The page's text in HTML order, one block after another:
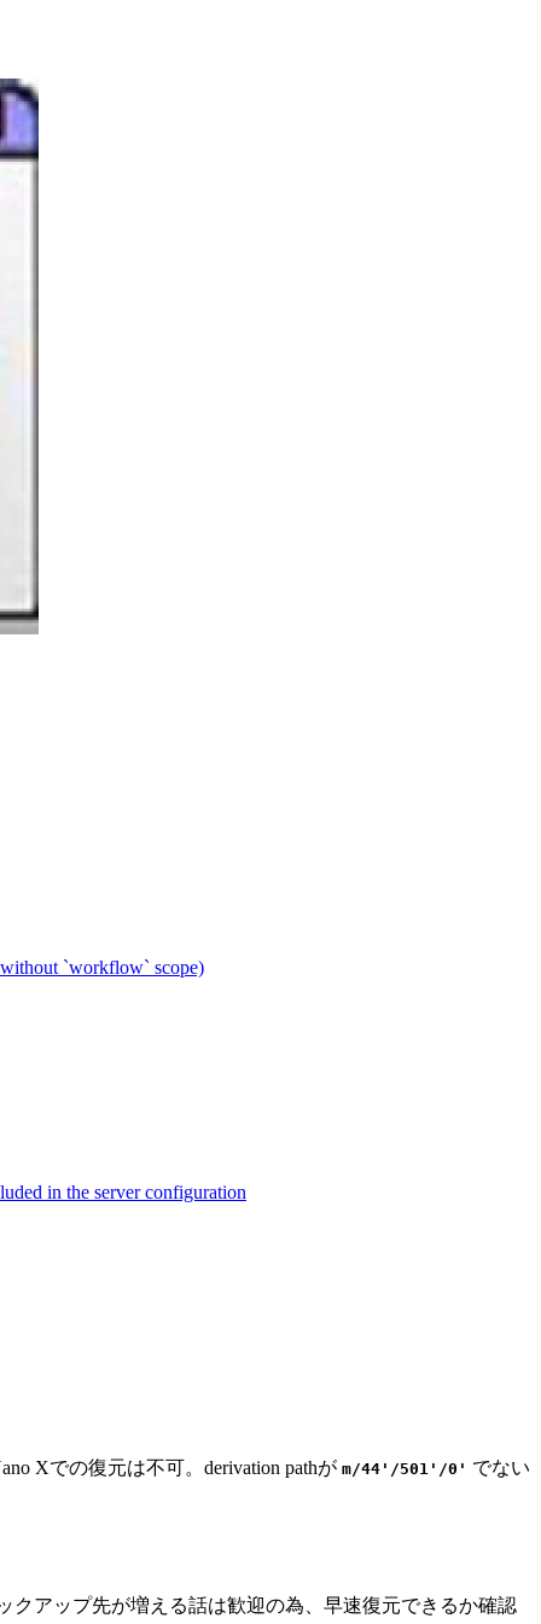
`workflow` scope)
in the server configuration
Xでの復元は不可。derivation pathが m/44'/501'/0' でない
クアップ先が増える話は歓迎の為、早速復元できるか確認